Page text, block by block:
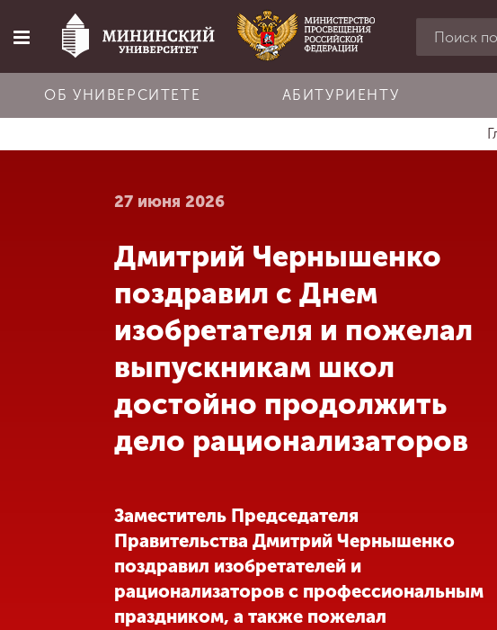
Главная
Об университете
Абитуриенту
Обучение
Международная
деятельность
Другие виды
деятельности
Студенческая
ОБ УНИВЕРСИТЕТЕ АБИТУРИЕНТУ
27 июня 2026
Дмитрий Чернышенко
поздравил с Днем
изобретателя и пожелал
выпускникам школ
достойно продолжить
дело рационализаторов
Заместитель Председателя
Правительства Дмитрий Чернышенко
поздравил изобретателей и
рационализаторов с профессиональным
праздником, а также пожелал